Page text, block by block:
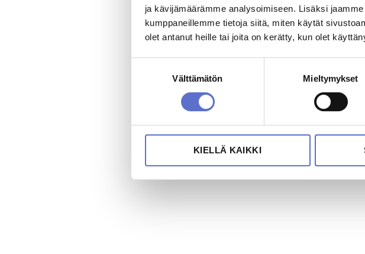
ja kävijämäärämme analysoimiseen. Lisäksi
kumppaneillemme tietoja siitä, miten käytät
olet antanut heille tai joita on kerätty, kun olet
Välttämätön Mieltymykset
KIELLÄ KAIKKI